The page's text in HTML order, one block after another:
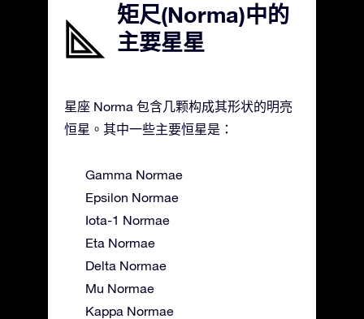
矩尺(Norma)中的
主要星星
星座 Norma 包含几颗构成其形状的明亮
恒星。其中一些主要恒星是：
Gamma Normae
Epsilon Normae
Iota-1 Normae
Eta Normae
Delta Normae
Mu Normae
Kappa Normae